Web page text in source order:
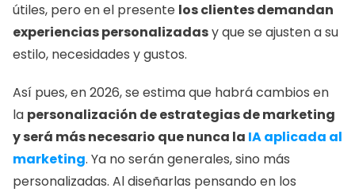
útiles, pero en el presente los clientes demandan
experiencias personalizadas y que se ajusten a su
estilo, necesidades y gustos.
Así pues, en 2026, se estima que habrá cambios en
la personalización de estrategias de marketing
y será más necesario que nunca la IA aplicada al
marketing. Ya no serán generales, sino más
personalizadas. Al diseñarlas pensando en los